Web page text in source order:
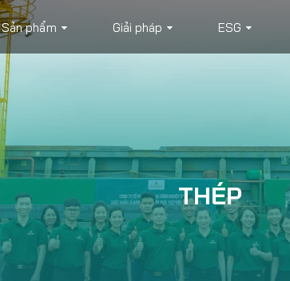
Sản phẩm Giải pháp ESG
THÉP